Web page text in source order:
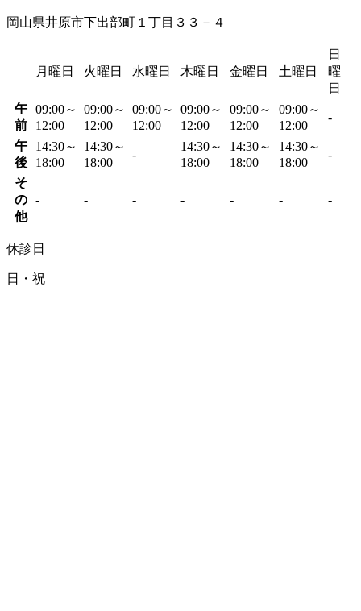
岡山県井原市下出部町１丁目３３－４
月曜日 火曜日 水曜日 木曜日 金曜日 土曜日
日
曜
日
午
前
09:00～
12:00
09:00～
12:00
09:00～
12:00
09:00～
12:00
09:00～
12:00
09:00～
12:00
-
午
後
14:30～
18:00
14:30～
18:00
-
14:30～
18:00
14:30～
18:00
14:30～
18:00
-
そ
の
他
- - - - - - -
休診日
日・祝